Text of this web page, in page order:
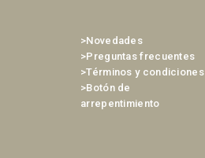
>Novedades
>Preguntas frecuentes
>Términos y condiciones
>Botón de
arrepentimiento